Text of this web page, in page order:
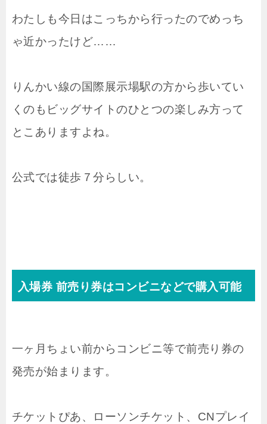
わたしも今日はこっちから行ったのでめっち
ゃ近かったけど……
りんかい線の国際展示場駅の方から歩いてい
くのもビッグサイトのひとつの楽しみ方って
とこありますよね。
公式では徒歩７分らしい。
入場券 前売り券はコンビニなどで購入可能
一ヶ月ちょい前からコンビニ等で前売り券の
発売が始まります。
チケットぴあ、ローソンチケット、CNプレイ